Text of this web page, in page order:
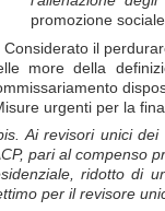
promozione
Considerato il
more della
urgenti per la
Ai revisori unici
pari al compenso
ridotto di
per il revisore